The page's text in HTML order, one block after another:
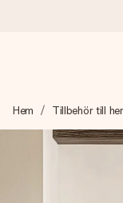
Vi skapar din
– så att du kan
mest.
Hem Tillbehör till